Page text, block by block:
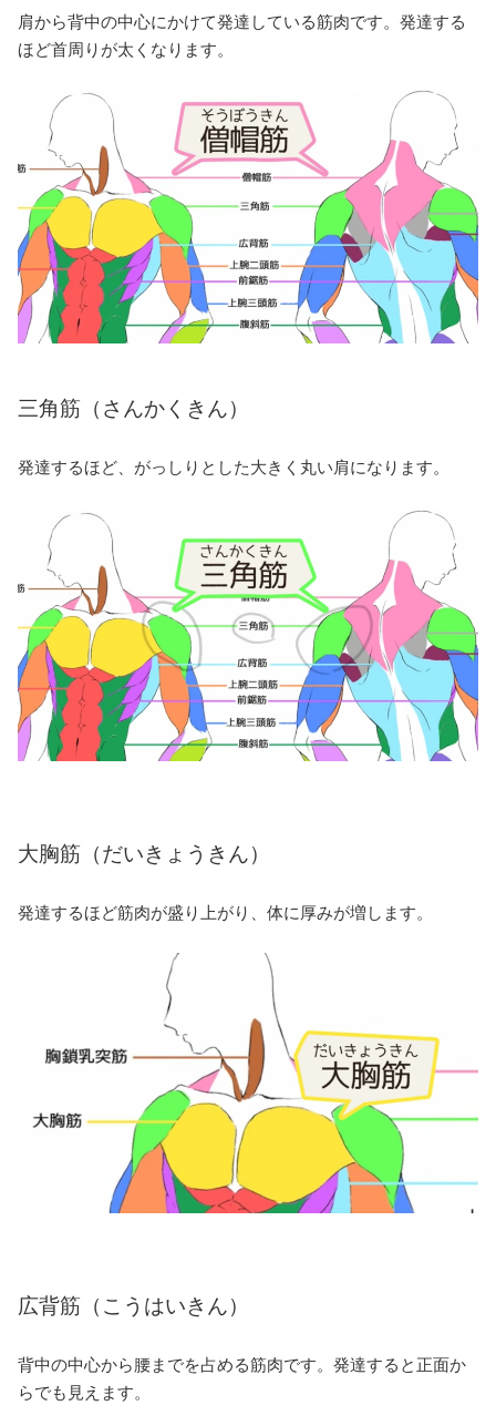
肩から背中の中心にかけて発達している筋肉です。発達する
ほど首周りが太くなります。
三角筋（さんかくきん）
発達するほど、がっしりとした大きく丸い肩になります。
大胸筋（だいきょうきん）
発達するほど筋肉が盛り上がり、体に厚みが増します。
広背筋（こうはいきん）
背中の中心から腰までを占める筋肉です。発達すると正面か
らでも見えます。